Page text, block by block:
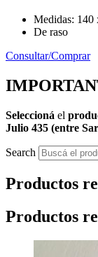
Medidas: 140
De raso
Consultar/Comprar
Seleccioná el
Julio 435 (entre
Search
Productos
Productos